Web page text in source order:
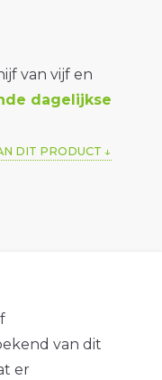
van vijf en
dagelijkse
DIT PRODUCT
van dit
er